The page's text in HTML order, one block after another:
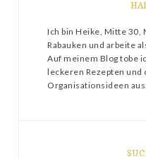
Ich bin Heike, Mitte 30,
Rabauken und arbeite
Auf meinem Blog tobe
leckeren Rezepten und
Organisationsideen aus.